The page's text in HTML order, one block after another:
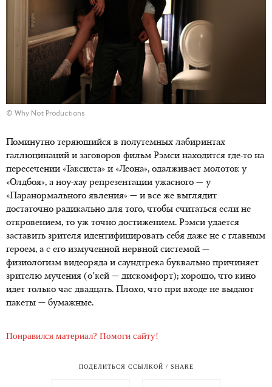
© Why Not Productions
Поминутно теряющийся в полутемных лабиринтах
галлюцинаций и заговоров фильм Рэмси находится где-то на
пересечении «Таксиста» и «Леона», одалживает молоток у
«Олдбоя», а ноу-хау репрезентации ужасного — у
«Паранормального явления» — и все же выглядит
достаточно радикально для того, чтобы считаться если не
откровением, то уж точно достижением. Рэмси удается
заставить зрителя идентифицировать себя даже не с главным
героем, а с его измученной нервной системой —
физиологизм видеоряда и саундтрека буквально причиняет
зрителю мучения (о'кей — дискомфорт); хорошо, что кино
идет только час двадцать. Плохо, что при входе не выдают
пакеты — бумажные.
Понравился материал? Помоги сайту!
ПОДЕЛИТЬСЯ ССЫЛКОЙ / SHARE